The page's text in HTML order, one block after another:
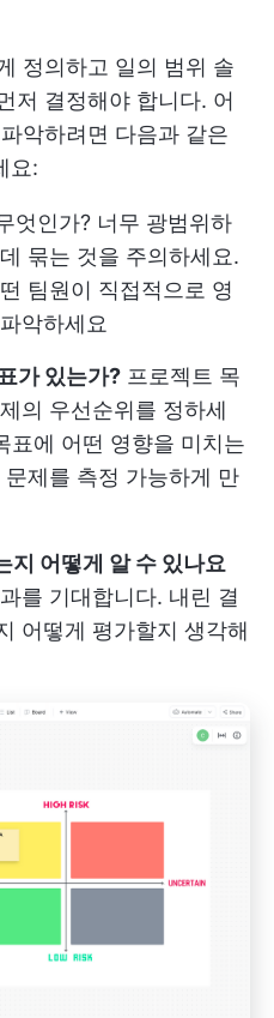
정의하고 일의 범위 솔
저 결정해야 합니다. 어
악하려면 다음과 같은
요:
엇인가? 너무 광범위하
묶는 것을 주의하세요.
팀원이 직접적으로 영
악하세요
가 있는가? 프로젝트 목
의 우선순위를 정하세
표에 어떤 영향을 미치는
제를 측정 가능하게 만
지 어떻게 알 수 있나요
를 기대합니다. 내린 결
어떻게 평가할지 생각해